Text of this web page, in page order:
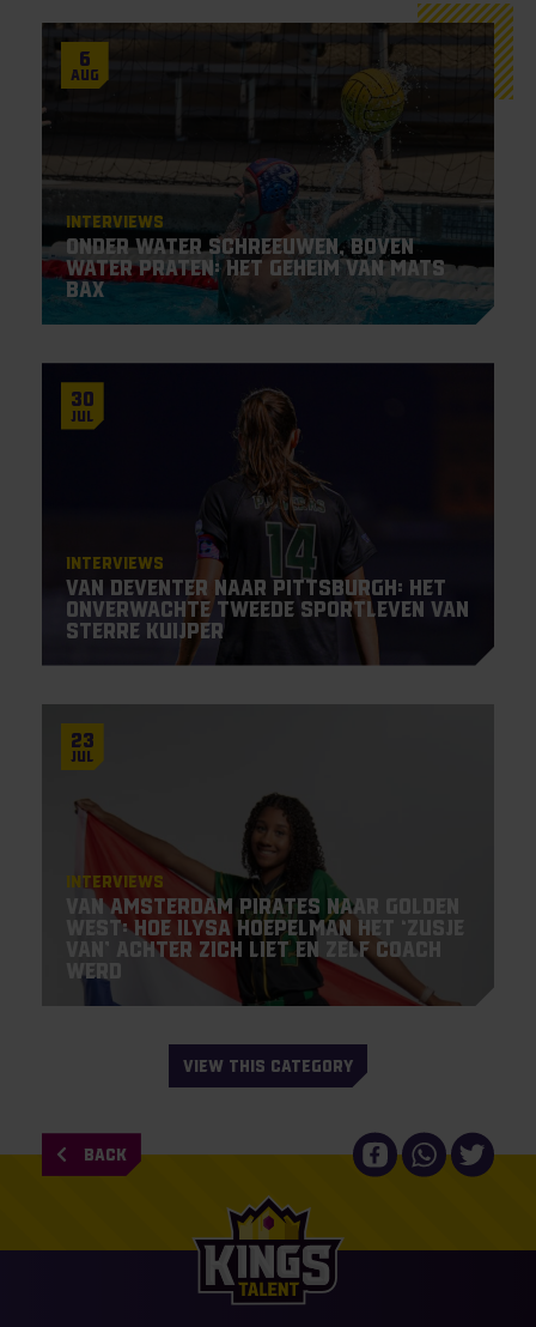
6
Aug
Interviews
Onder water schreeuwen, boven
water praten: het geheim van Mats
Bax
30
Jul
Interviews
Van Deventer naar Pittsburgh: het
onverwachte tweede sportleven van
Sterre Kuijper
23
Jul
Interviews
Van Amsterdam Pirates naar Golden
West: hoe Ilysa Hoepelman het ‘zusje
van’ achter zich liet en zelf coach
werd
VIEW THIS CATEGORY
BACK